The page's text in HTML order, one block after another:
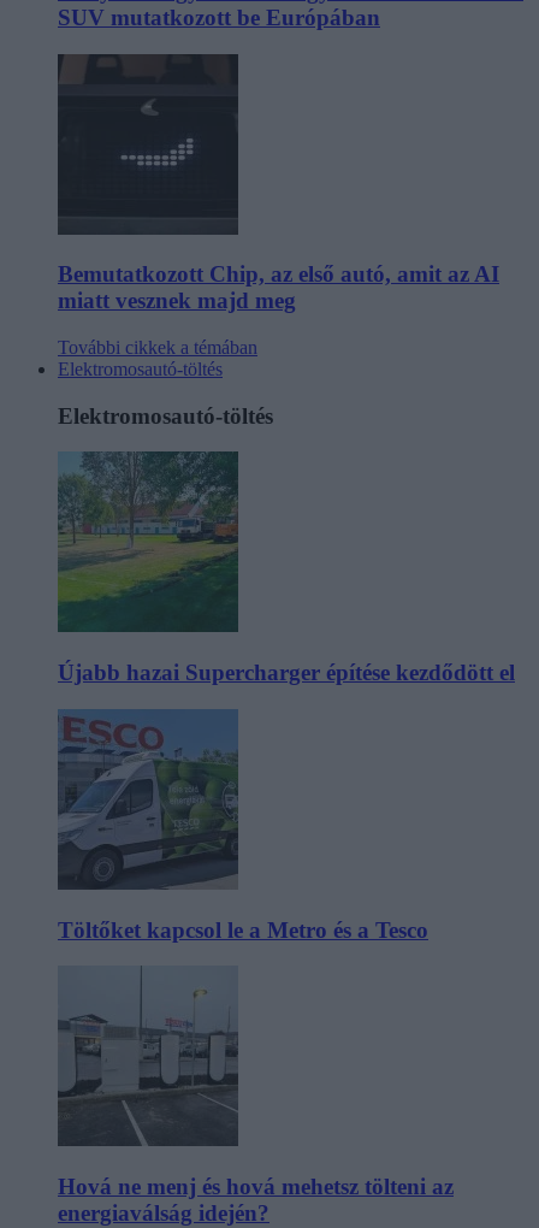
SUV mutatkozott be Európában
Bemutatkozott Chip, az első autó, amit az AI
miatt vesznek majd meg
További cikkek a témában
Elektromosautó-töltés
Elektromosautó-töltés
Újabb hazai Supercharger építése kezdődött el
Töltőket kapcsol le a Metro és a Tesco
Hová ne menj és hová mehetsz tölteni az
energiaválság idején?